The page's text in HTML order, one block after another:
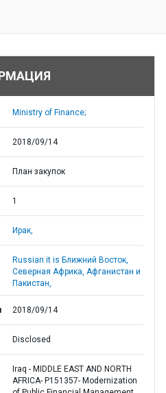
Ministry of Finance;
2018/09/14
План закупок
1
Ирак,
Russian it is Ближний Восток,
Северная Африка, Афганистан и
Пакистан,
2018/09/14
Disclosed
Iraq - MIDDLE EAST AND NORTH
AFRICA- P151357- Modernization